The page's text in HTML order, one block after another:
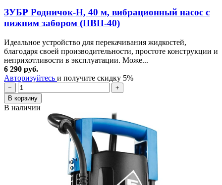
ЗУБР Родничок-Н, 40 м, вибрационный насос с
нижним забором (НВН-40)
Идеальное устройство для перекачивания жидкостей,
благодаря своей производительности, простоте конструкции и
неприхотливости в эксплуатации. Може...
6 290 руб.
Авторизуйтесь и получите скидку 5%
−
+
В корзину
В наличии